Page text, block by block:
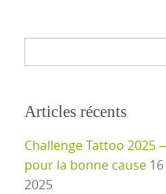
Articles récents
Challenge Tattoo 2025
pour la bonne cause
2025